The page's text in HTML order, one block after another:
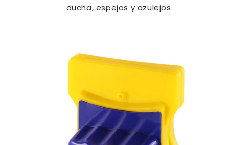
ducha, espejos y azulejos.